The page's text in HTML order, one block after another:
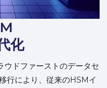
化
ウドファーストのデータセ
行により、従来のHSMイ